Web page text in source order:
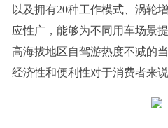
以及拥有20种工作模式、涡轮
应性广，能够为不同用车场景
高海拔地区自驾游热度不减的
经济性和便利性对于消费者来